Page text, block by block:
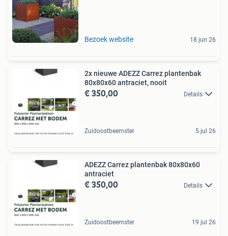
Bezoek website 18 jun 26
2x nieuwe ADEZZ Carrez plantenbak
80x80x60 antraciet, nooit
€ 350,00 Details
Zuidoostbeemster 5 jul 26
ADEZZ Carrez plantenbak 80x80x60
antraciet
€ 350,00 Details
Zuidoostbeemster 19 jul 26